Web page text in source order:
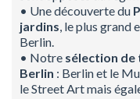
• Une découverte du
jardins , le plus
Berlin.
• Notre sélection de
Berlin : Berlin et le
le Street Art mais